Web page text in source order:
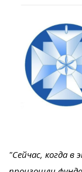
"Сейчас, когда в